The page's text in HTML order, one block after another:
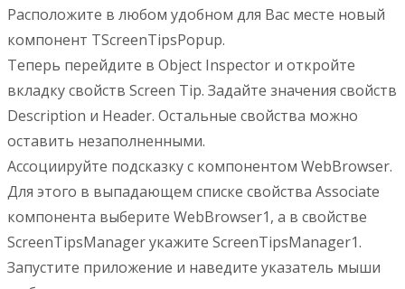
Расположите в любом удобном для Вас месте новый
компонент TScreenTipsPopup.
Теперь перейдите в Object Inspector и откройте
вкладку свойств Screen Tip. Задайте значения свойств
Description и Header. Остальные свойства можно
оставить незаполненными.
Ассоциируйте подсказку с компонентом WebBrowser.
Для этого в выпадающем списке свойства Associate
компонента выберите WebBrowser1, а в свойстве
ScreenTipsManager укажите ScreenTipsManager1.
Запустите приложение и наведите указатель мыши